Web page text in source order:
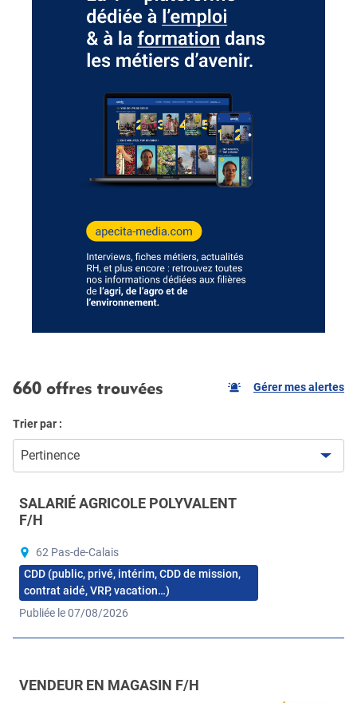
660 offres trouvées Gérer mes alertes
Trier par :
Pertinence
SALARIÉ AGRICOLE POLYVALENT
F/H
62 Pas-de-Calais
CDD (public, privé, intérim, CDD de mission,
contrat aidé, VRP, vacation…)
Publiée le 07/08/2026
VENDEUR EN MAGASIN F/H